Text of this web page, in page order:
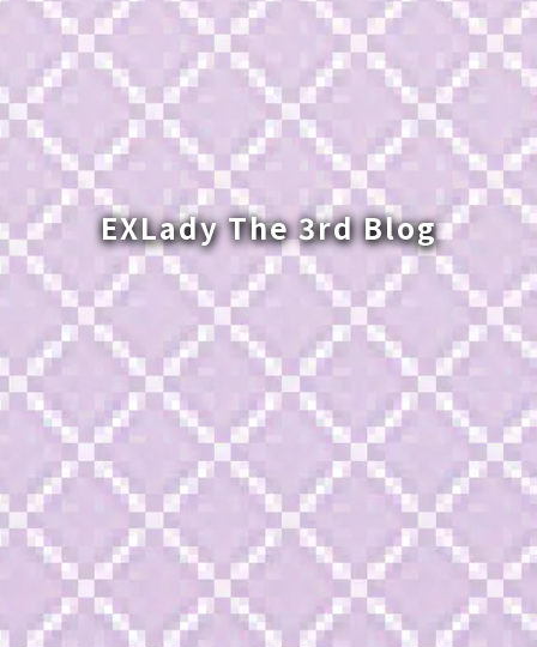
EXLady The 3rd Blog